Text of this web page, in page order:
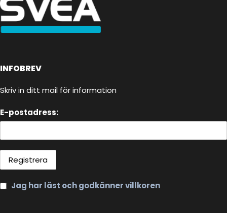
INFOBREV
Skriv in ditt mail för information
E-postadress:
Jag har läst och godkänner villkoren